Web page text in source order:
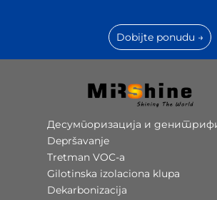
Dobijte ponudu →
Десумпоризација и
Depršavanje
Tretman VOC-a
Gilotinska izolaciona klupa
Dekarbonizacija